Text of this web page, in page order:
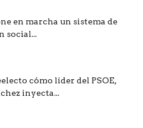
en marcha un sistema de
social...
cómo líder del PSOE,
inyecta...